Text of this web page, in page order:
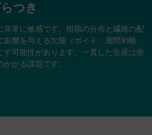
つき
非常に敏感です。樹脂の分布と繊維の配
響を与える欠陥（ボイド、層間剥離、
す可能性があります。一貫した生産は依
かる課題です。